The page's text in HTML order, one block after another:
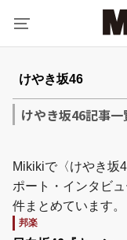
けやき坂46記事一
Mikikiで〈けやき坂
ポート・インタビ
件まとめています。
邦楽